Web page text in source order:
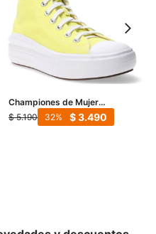
Championes de Mujer
Converse Plataforma Chuck
Taylor Move - Amarillo
$ 5.190 $3.490
32